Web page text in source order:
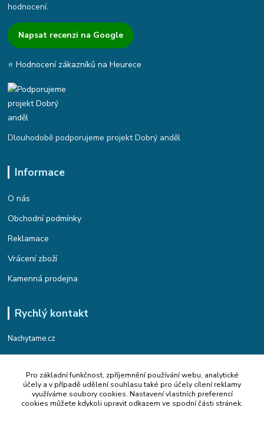
hodnocení.
Napsat recenzi na Google
⭐ Hodnocení zákazníků na Heurece
Dlouhodobě podporujeme projekt Dobrý anděl
Informace
O nás
Obchodní podmínky
Reklamace
Vrácení zboží
Kamenná prodejna
Rychlý kontakt
Nachytame.cz
(Po-Pá, 9:00-17:00 hod.)
Email : info@nachytame.cz
Pro základní funkčnost, zpříjemnění používání webu, analytické
účely a v případě udělení souhlasu také pro účely cílení reklamy
využíváme soubory cookies. Nastavení vlastních preferencí
cookies můžete kdykoli upravit odkazem ve spodní části stránek.